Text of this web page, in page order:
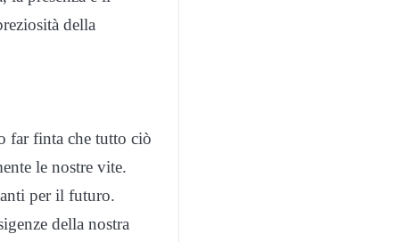
della
far finta che tutto ciò
le nostre vite.
per il futuro.
della nostra